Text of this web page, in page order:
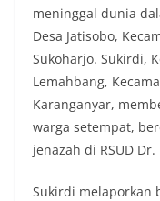
meninggal dunia
Desa Jatisobo,
Sukoharjo. Sukirdi,
Lemahbang,
Karanganyar,
warga setempat,
jenazah di RSUD
Sukirdi melaporkan